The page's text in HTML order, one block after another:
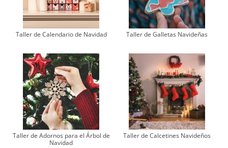
Taller de Calendario de Navidad Taller de Galletas Navideñas
Taller de Adornos para el Árbol de
Navidad
Taller de Calcetines Navideños